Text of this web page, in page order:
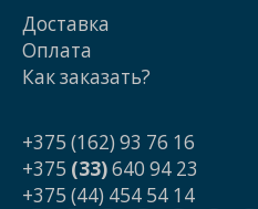
Доставка
Оплата
Как заказать?
+375 (162) 93 76 16
+375 (33)640 94 23
+375 (44) 454 54 14